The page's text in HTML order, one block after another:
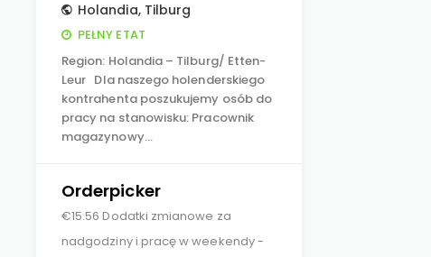
Holandia, Tilburg
PEŁNY ETAT
Region: Holandia – Tilburg/ Etten-
Leur Dla naszego holenderskiego
kontrahenta poszukujemy osób do
pracy na stanowisku: Pracownik
magazynowy…
Orderpicker
€15.56 Dodatki zmianowe za
nadgodziny i pracę w weekendy -